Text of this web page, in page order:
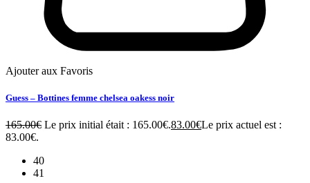
Ajouter aux Favoris
Guess – Bottines femme chelsea oakess noir
165.00€ Le prix initial était : 165.00€.83.00€Le prix actuel est :
83.00€.
40
41